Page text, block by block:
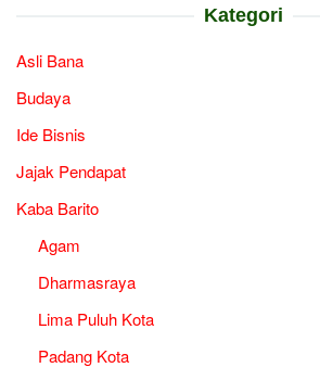
Kategori
Asli Bana
Budaya
Ide Bisnis
Jajak Pendapat
Kaba Barito
Agam
Dharmasraya
Lima Puluh Kota
Padang Kota